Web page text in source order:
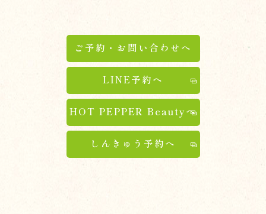
ご予約・お問い合わせへ
LINE予約へ
HOT PEPPER Beautyへ
しんきゅう予約へ